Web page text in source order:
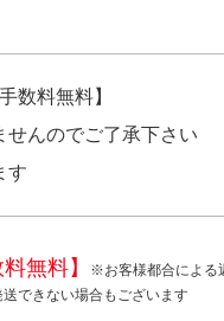
数料無料】
んのでご了承下さい
す
無料】
※お客様都合による
できない場合もございます